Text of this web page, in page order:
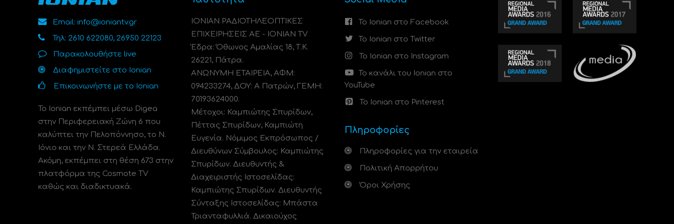
Email: info@ioniantv.gr
Τηλ: 2610 622080, 26950 22123
Παρακολουθήστε live
Διαφημιστείτε στο Ionian
Επικοινωνήστε με το Ionian
Το Ionian εκπέμπει μέσω Digea
στην Περιφερειακή Ζώνη 6 που
καλύπτει την Πελοπόννησο, το N.
Ιόνιο και την Ν. Στερεά Ελλάδα.
Ακόμη, εκπέμπει στη θέση 673 στην
πλατφόρμα της Cosmote TV
καθώς και διαδικτυακά.
ΙΟΝΙΑΝ ΡΑΔΙΟΤΗΛΕΟΠΤΙΚΕΣ
ΕΠΙΧΕΙΡΗΣΕΙΣ ΑΕ - IONIAN TV
Έδρα: Όθωνος Αμαλίας 18, Τ.Κ.
26221, Πάτρα.
ΑΝΩΝΥΜΗ ΕΤΑΙΡΕΙΑ, ΑΦΜ:
094233274, ΔΟΥ: A Πατρών, ΓΕΜΗ:
70193624000.
Μέτοχοι: Καμπιώτης Σπυρίδων,
Πέττας Σπυρίδων, Καμπιώτη
Ευγενία. Νόμιμος Εκπρόσωπος /
Διευθύνων Σύμβουλος: Καμπιώτης
Σπυρίδων. Διευθυντής &
Διαχειριστής Ιστοσελίδας:
Καμπιώτης Σπυρίδων. Διευθυντής
Σύνταξης Ιστοσελίδας: Μπάστα
Τριανταφυλλιά. Δικαιούχος
Το Ionian στο Facebook
Το Ionian στο Twitter
Το Ionian στο Instagram
Το κανάλι του Ionian στο
YouTube
Το Ionian στο Pinterest
Πληροφορίες
Πληροφορίες για την εταιρεία
Πολιτική Απορρήτου
Όροι Χρήσης